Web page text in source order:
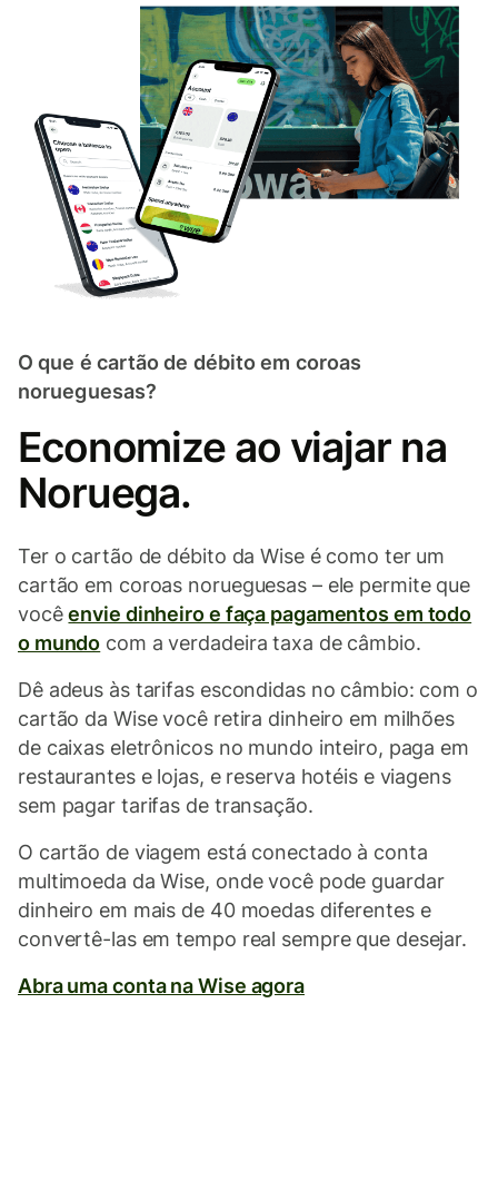
Economize ao viajar na
Noruega.
O que é cartão de débito em coroas
norueguesas?
Ter o cartão de débito da Wise é como ter um
cartão em coroas norueguesas – ele permite que
vocêenvie dinheiro e faça pagamentos em todo
o mundo com a verdadeira taxa de câmbio.
Dê adeus às tarifas escondidas no câmbio: com o
cartão da Wise você retira dinheiro em milhões
de caixas eletrônicos no mundo inteiro, paga em
restaurantes e lojas, e reserva hotéis e viagens
sem pagar tarifas de transação.
O cartão de viagem está conectado à conta
multimoeda da Wise, onde você pode guardar
dinheiro em mais de 40 moedas diferentes e
convertê-las em tempo real sempre que desejar.
Abra uma conta na Wise agora